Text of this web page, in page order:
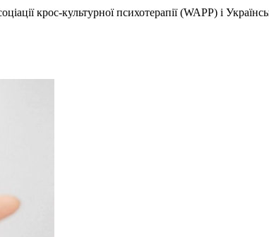
крос-культурної психотерапії (WAPP) і